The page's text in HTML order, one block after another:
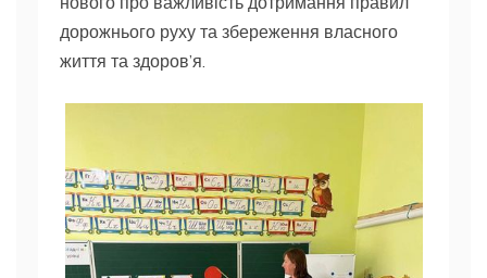
дорожнього руху та збереження власного
життя та здоров’я.